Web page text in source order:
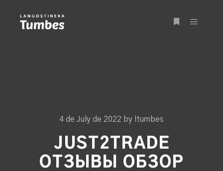
4 de July de 2022 by ltumbes
JUST2TRADE
ОТЗЫВЫ ОБЗОР